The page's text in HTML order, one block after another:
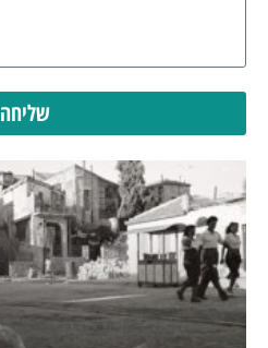
שליחה